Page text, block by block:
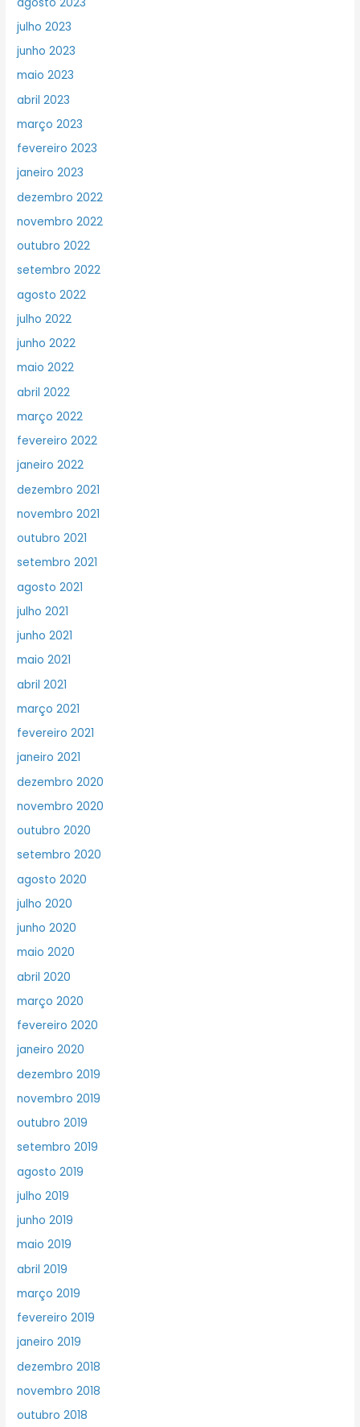
julho 2023
junho 2023
maio 2023
abril 2023
março 2023
fevereiro 2023
janeiro 2023
dezembro 2022
novembro 2022
outubro 2022
setembro 2022
agosto 2022
julho 2022
junho 2022
maio 2022
abril 2022
março 2022
fevereiro 2022
janeiro 2022
dezembro 2021
novembro 2021
outubro 2021
setembro 2021
agosto 2021
julho 2021
junho 2021
maio 2021
abril 2021
março 2021
fevereiro 2021
janeiro 2021
dezembro 2020
novembro 2020
outubro 2020
setembro 2020
agosto 2020
julho 2020
junho 2020
maio 2020
abril 2020
março 2020
fevereiro 2020
janeiro 2020
dezembro 2019
novembro 2019
outubro 2019
setembro 2019
agosto 2019
julho 2019
junho 2019
maio 2019
abril 2019
março 2019
fevereiro 2019
janeiro 2019
dezembro 2018
novembro 2018
outubro 2018